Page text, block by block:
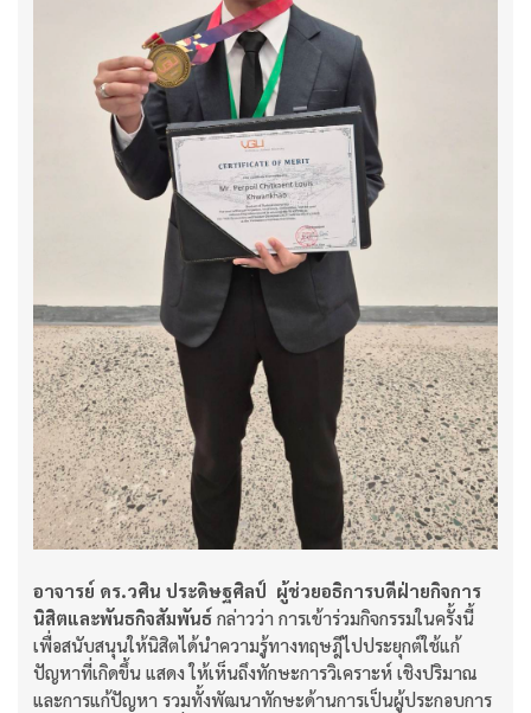
อาจารย์ ดร.วศิน ประดิษฐศิลป์ ผู้ช่วยอธิการบดีฝ่ายกิจการ
นิสิตและพันธกิจสัมพันธ์ กล่าวว่า การเข้าร่วมกิจกรรมในครั้งนี้
เพื่อสนับสนุนให้นิสิตได้นำความรู้ทางทฤษฎีไปประยุกต์ใช้แก้
ปัญหาที่เกิดขึ้น แสดง ให้เห็นถึงทักษะการวิเคราะห์ เชิงปริมาณ
และการแก้ปัญหา รวมทั้งพัฒนาทักษะด้านการเป็นผู้ประกอบการ